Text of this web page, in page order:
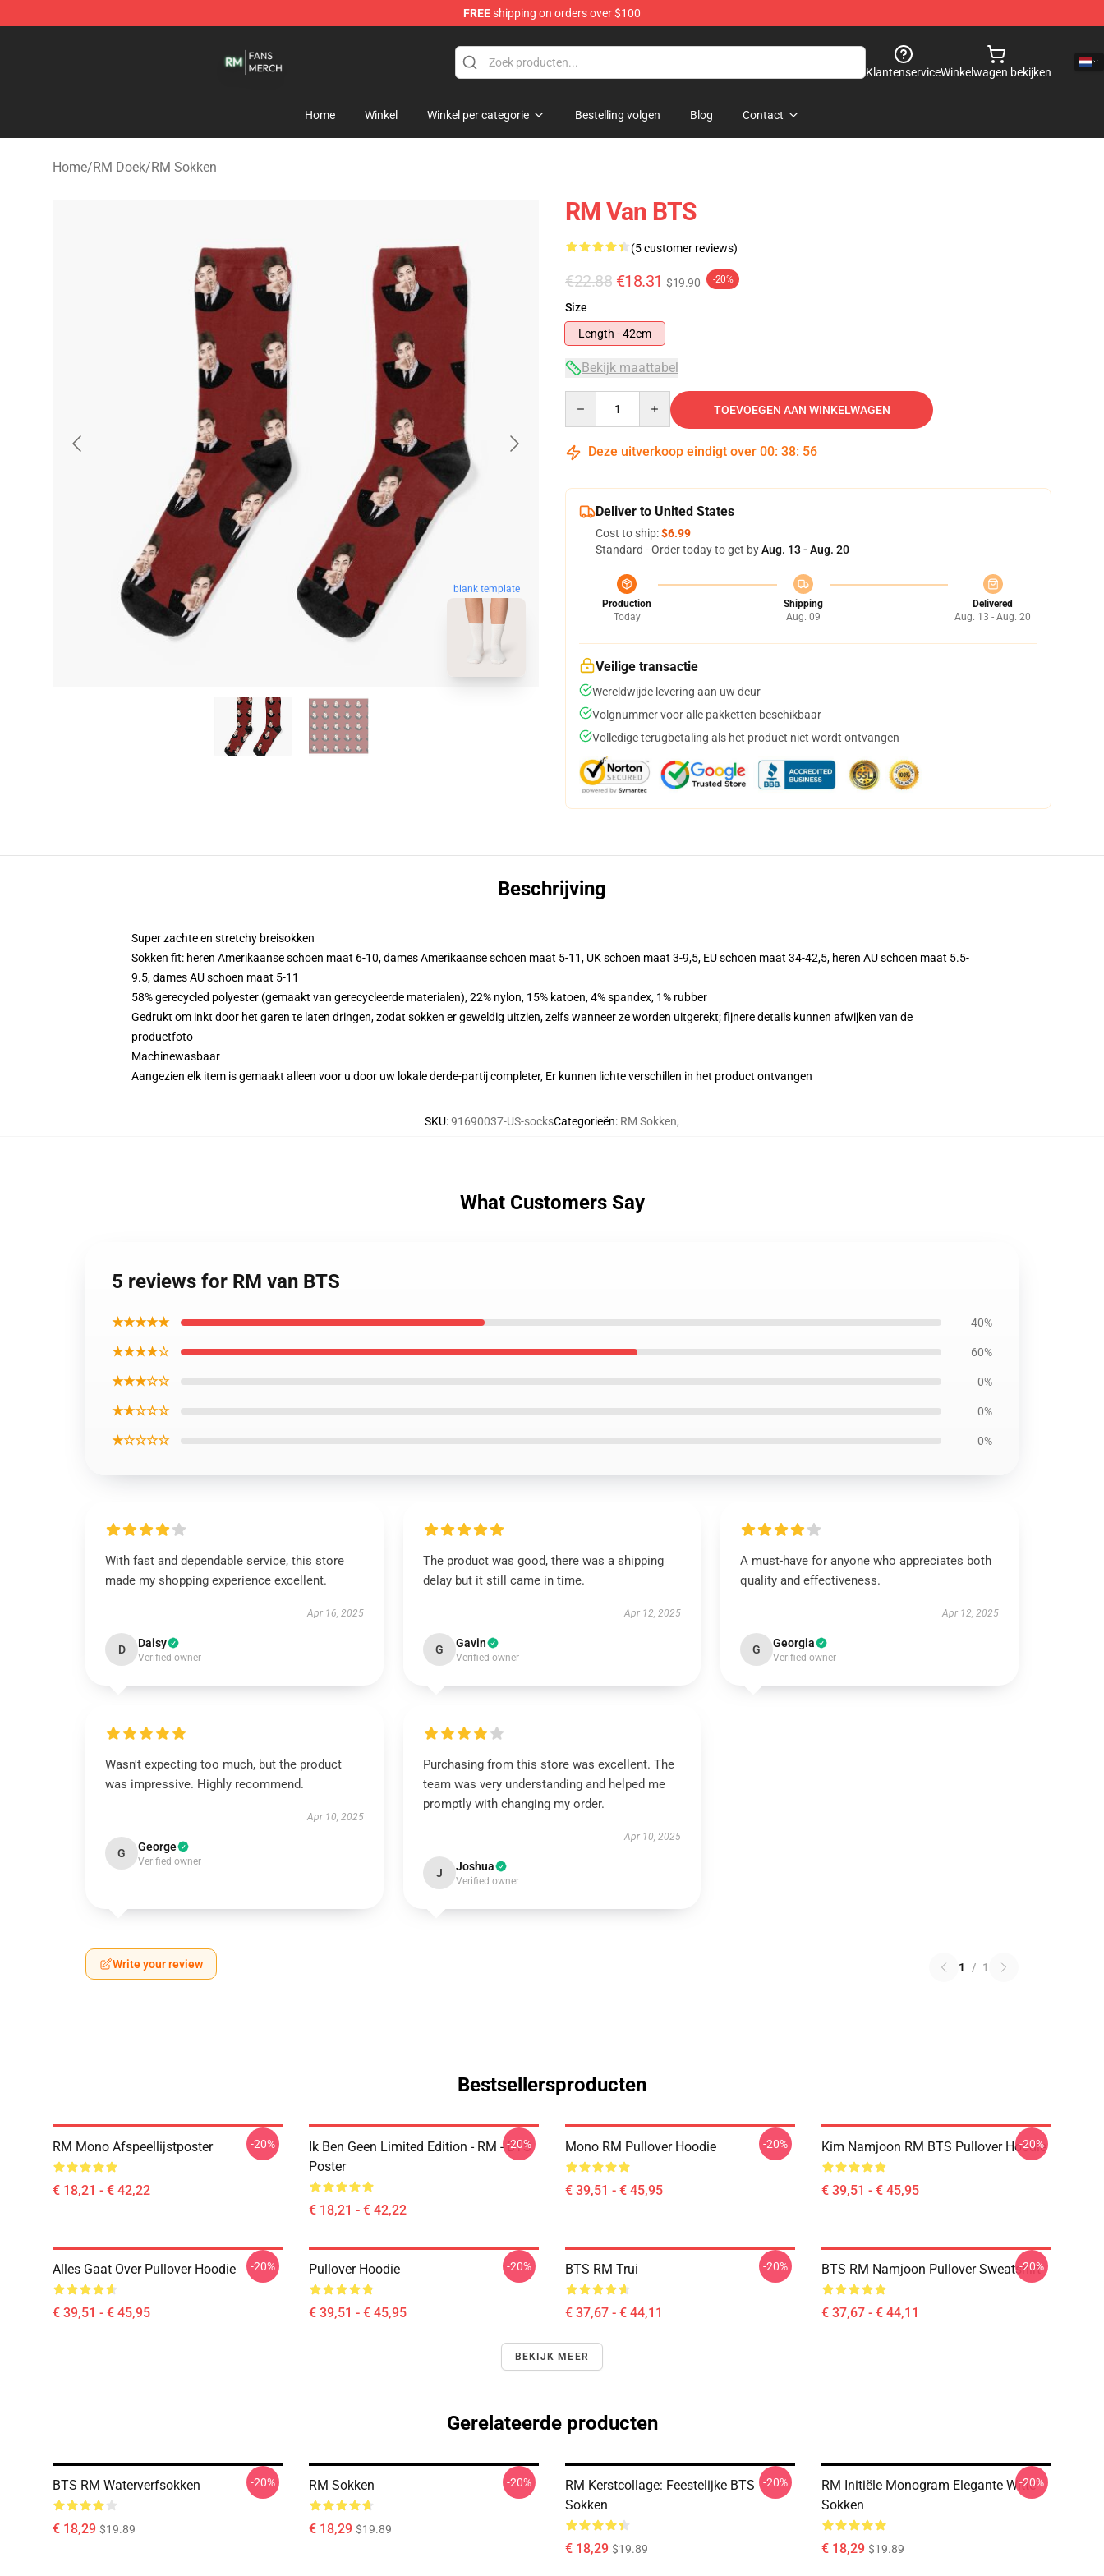
FREEshipping on orders over $100
KlantenserviceWinkelwagen bekijken
Home Winkel Winkel per categorie Bestelling volgen Blog Contact
Home/RM Doek/RM Sokken
blank template
RM Van BTS
(5 customer reviews)
€22.88 €18.31 $19.90 -20%
Size
Length - 42cm
Bekijk maattabel
TOEVOEGEN AAN WINKELWAGEN
Deze uitverkoop eindigt over 00: 38: 55
Deliver to United States
Cost to ship:$6.99
Standard - Order today to get byAug. 13 - Aug. 20
Production
Today
Shipping
Aug. 09
Delivered
Aug. 13 - Aug. 20
Veilige transactie
Wereldwijde levering aan uw deur
Volgnummer voor alle pakketten beschikbaar
Volledige terugbetaling als het product niet wordt ontvangen
Beschrijving
Super zachte en stretchy breisokken
Sokken fit: heren Amerikaanse schoen maat 6-10, dames Amerikaanse schoen maat 5-11, UK schoen maat 3-9,5, EU schoen maat 34-42,5, heren AU schoen maat 5.5-
9.5, dames AU schoen maat 5-11
58% gerecycled polyester (gemaakt van gerecycleerde materialen), 22% nylon, 15% katoen, 4% spandex, 1% rubber
Gedrukt om inkt door het garen te laten dringen, zodat sokken er geweldig uitzien, zelfs wanneer ze worden uitgerekt; fijnere details kunnen afwijken van de
productfoto
Machinewasbaar
Aangezien elk item is gemaakt alleen voor u door uw lokale derde-partij completer, Er kunnen lichte verschillen in het product ontvangen
SKU:91690037-US-socksCategorieën: RM Sokken,
What Customers Say
5 reviews for RM van BTS
★★★★★ 40%
★★★★☆ 60%
★★★☆☆ 0%
★★☆☆☆ 0%
★☆☆☆☆ 0%
With fast and dependable service, this store
made my shopping experience excellent.
Apr 16, 2025
D Daisy
Verified owner
The product was good, there was a shipping
delay but it still came in time.
Apr 12, 2025
G Gavin
Verified owner
A must-have for anyone who appreciates both
quality and effectiveness.
Apr 12, 2025
G Georgia
Verified owner
Wasn't expecting too much, but the product
was impressive. Highly recommend.
Apr 10, 2025
G George
Verified owner
Purchasing from this store was excellent. The
team was very understanding and helped me
promptly with changing my order.
Apr 10, 2025
J Joshua
Verified owner
Write your review 1 / 1
Bestsellersproducten
RM Mono Afspeellijstposter
€ 18,21 - € 42,22
-20%
Ik Ben Geen Limited Edition - RM - BTS
Poster
€ 18,21 - € 42,22
-20% Mono RM Pullover Hoodie
€ 39,51 - € 45,95
-20% Kim Namjoon RM BTS Pullover Hoodie
€ 39,51 - € 45,95
-20%
Alles Gaat Over Pullover Hoodie
€ 39,51 - € 45,95
-20% Pullover Hoodie
€ 39,51 - € 45,95
-20% BTS RM Trui
€ 37,67 - € 44,11
-20% BTS RM Namjoon Pullover Sweatshirt
€ 37,67 - € 44,11
-20%
BEKIJK MEER
Gerelateerde producten
BTS RM Waterverfsokken
€ 18,29 $19.89
-20% RM Sokken
€ 18,29 $19.89
-20%
RM Kerstcollage: Feestelijke BTS
Sokken
€ 18,29 $19.89
-20%
RM Initiële Monogram Elegante Witte
Sokken
€ 18,29 $19.89
-20%